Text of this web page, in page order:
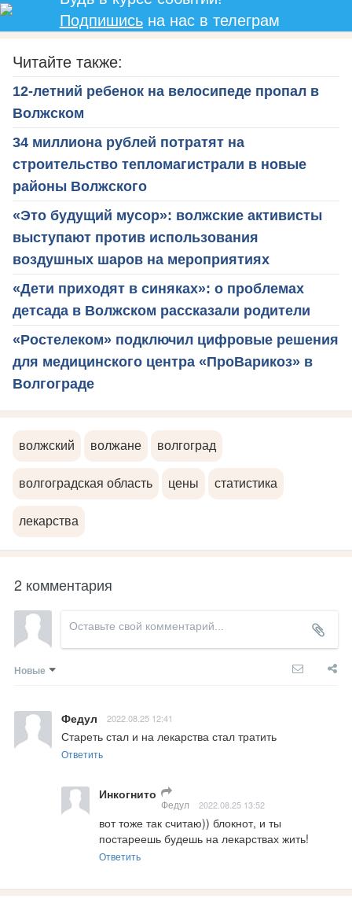
Подпишисьна нас в телеграм
Читайте также:
12-летний ребенок на велосипеде пропал в
Волжском
34 миллиона рублей потратят на
строительство тепломагистрали в новые
районы Волжского
«Это будущий мусор»: волжские активисты
выступают против использования
воздушных шаров на мероприятиях
«Дети приходят в синяках»: о проблемах
детсада в Волжском рассказали родители
«Ростелеком» подключил цифровые решения
для медицинского центра «ПроВарикоз» в
Волгограде
волжский волжане волгоград
волгоградская область цены статистика
лекарства
2 комментария
Новые
Федул 2022.08.25 12:41
Стареть стал и на лекарства стал тратить
Ответить
Инкогнито
Федул 2022.08.25 13:52
вот тоже так считаю)) блокнот, и ты
постареешь будешь на лекарствах жить!
Ответить